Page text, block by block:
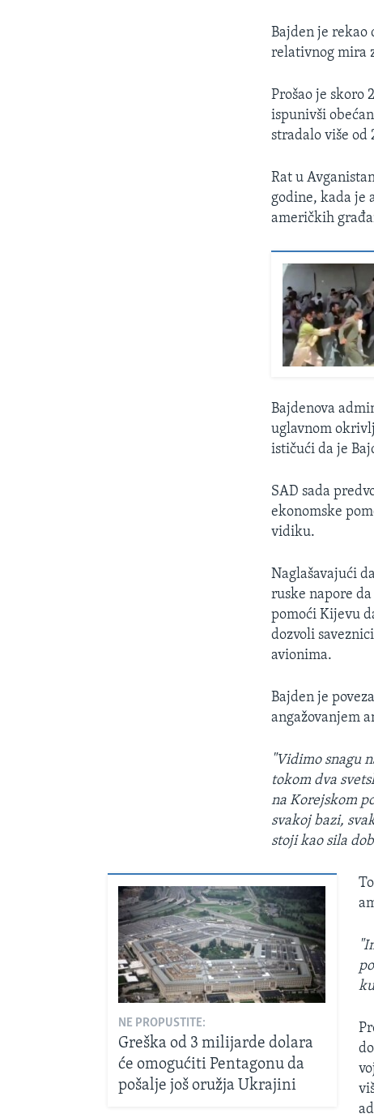
Bajden je rekao
relativnog mira
Prošao je skoro
ispunivši
stradalo više
Rat u
godine, kada je
američkih
Bajdenova
uglavnom
ističući da je
SAD sada
ekonomske
vidiku.
Naglašavajući
ruske napore
pomoći Kijevu
dozvoli
avionima.
Bajden je
angažovanjem
"Vidimo snagu
tokom dva
na Korejskom
svakoj bazi,
stoji kao sila
NE PROPUSTITE:
Greška od 3 milijarde dolara
će omogućiti Pentagonu da
pošalje još oružja Ukrajini